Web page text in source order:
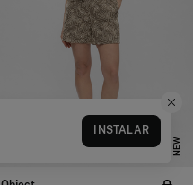
NEW
U
E
INSTALAR